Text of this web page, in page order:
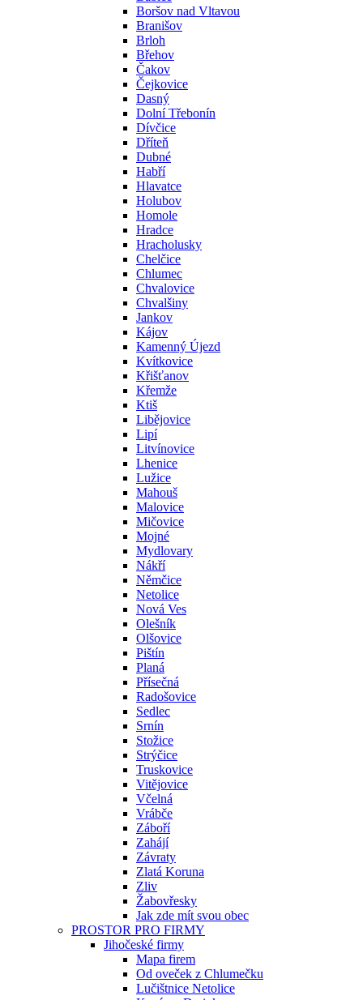
Boršov nad Vltavou
Branišov
Brloh
Břehov
Čakov
Čejkovice
Dasný
Dolní Třebonín
Dívčice
Dříteň
Dubné
Habří
Hlavatce
Holubov
Homole
Hradce
Hracholusky
Chelčice
Chlumec
Chvalovice
Chvalšiny
Jankov
Kájov
Kamenný Újezd
Kvítkovice
Křišťanov
Křemže
Ktiš
Libějovice
Lipí
Litvínovice
Lhenice
Lužice
Mahouš
Malovice
Mičovice
Mojné
Mydlovary
Nákří
Němčice
Netolice
Nová Ves
Olešník
Olšovice
Pištín
Planá
Přísečná
Radošovice
Sedlec
Srnín
Stožice
Strýčice
Truskovice
Vitějovice
Včelná
Vrábče
Záboří
Zahájí
Závraty
Zlatá Koruna
Zliv
Žabovřesky
Jak zde mít svou obec
PROSTOR PRO FIRMY
Jihočeské firmy
Mapa firem
Od oveček z Chlumečku
Lučištnice Netolice